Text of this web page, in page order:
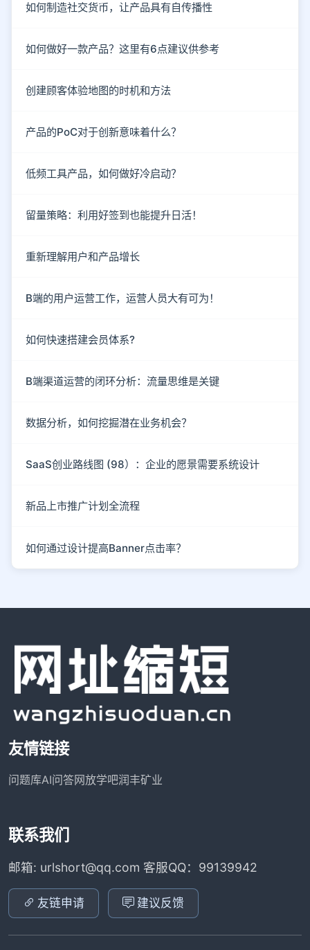
如何制造社交货币，让产品具有自传播性
如何做好一款产品？这里有6点建议供参考
创建顾客体验地图的时机和方法
产品的PoC对于创新意味着什么？
低频工具产品，如何做好冷启动？
留量策略：利用好签到也能提升日活！
重新理解用户和产品增长
B端的用户运营工作，运营人员大有可为！
如何快速搭建会员体系?
B端渠道运营的闭环分析：流量思维是关键
数据分析，如何挖掘潜在业务机会？
SaaS创业路线图 (98）：企业的愿景需要系统设计
新品上市推广计划全流程
如何通过设计提高Banner点击率？
友情链接
问题库AI问答网放学吧润丰矿业
联系我们
邮箱: urlshort@qq.com 客服QQ：99139942
友链申请 建议反馈